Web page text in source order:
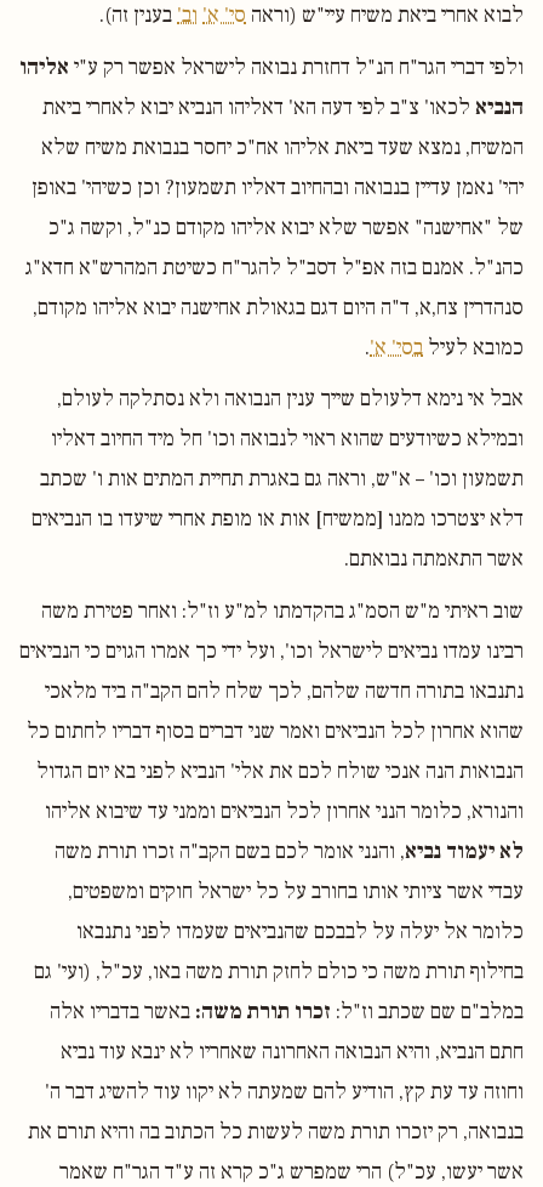
לבוא אחרי ביאת משיח עיי"ש (וראה סי' א' וב'בענין זה).
ולפי דברי הגר"ח הנ"ל דחזרת נבואה לישראל אפשר רק ע"י אליהו
הנביא לכאו' צ"ב לפי דעה הא' דאליהו הנביא יבוא לאחרי ביאת
המשיח, נמצא שעד ביאת אליהו אח"כ יחסר בנבואת משיח שלא
יהי' נאמן עדיין בנבואה ובהחיוב דאליו תשמעון? וכן כשיהי' באופן
של "אחישנה" אפשר שלא יבוא אליהו מקודם כנ"ל, וקשה ג"כ
כהנ"ל. אמנם בזה אפ"ל דסב"ל להגר"ח כשיטת המהרש"א חדא"ג
סנהדרין צח,א, ד"ה היום דגם בגאולת אחישנה יבוא אליהו מקודם,
כמובא לעיל בסי' א'.
אבל אי נימא דלעולם שייך ענין הנבואה ולא נסתלקה לעולם,
ובמילא כשיודעים שהוא ראוי לנבואה וכו' חל מיד החיוב דאליו
תשמעון וכו' – א"ש, וראה גם באגרת תחיית המתים אות ו' שכתב
דלא יצטרכו ממנו [ממשיח] אות או מופת אחרי שיעדו בו הנביאים
אשר התאמתה נבואתם.
שוב ראיתי מ"ש הסמ"ג בהקדמתו למ"ע וז"ל: ואחר פטירת משה
רבינו עמדו נביאים לישראל וכו', ועל ידי כך אמרו הגוים כי הנביאים
נתנבאו בתורה חדשה שלהם, לכך שלח להם הקב"ה ביד מלאכי
שהוא אחרון לכל הנביאים ואמר שני דברים בסוף דבריו לחתום כל
הנבואות הנה אנכי שולח לכם את אלי' הנביא לפני בא יום הגדול
והנורא, כלומר הנני אחרון לכל הנביאים וממני עד שיבוא אליהו
לא יעמוד נביא, והנני אומר לכם בשם הקב"ה זכרו תורת משה
עבדי אשר ציותי אותו בחורב על כל ישראל חוקים ומשפטים,
כלומר אל יעלה על לבבכם שהנביאים שעמדו לפני נתנבאו
בחילוף תורת משה כי כולם לחזק תורת משה באו, עכ"ל, (ועי' גם
במלב"ם שם שכתב וז"ל: זכרו תורת משה: באשר בדבריו אלה
חתם הנביא, והיא הנבואה האחרונה שאחריו לא ינבא עוד נביא
וחוזה עד עת קץ, הודיע להם שמעתה לא יקוו עוד להשיג דבר ה'
בנבואה, רק יזכרו תורת משה לעשות כל הכתוב בה והיא תורם את
אשר יעשו, עכ"ל) הרי שמפרש ג"כ קרא זה ע"ד הגר"ח שאמר